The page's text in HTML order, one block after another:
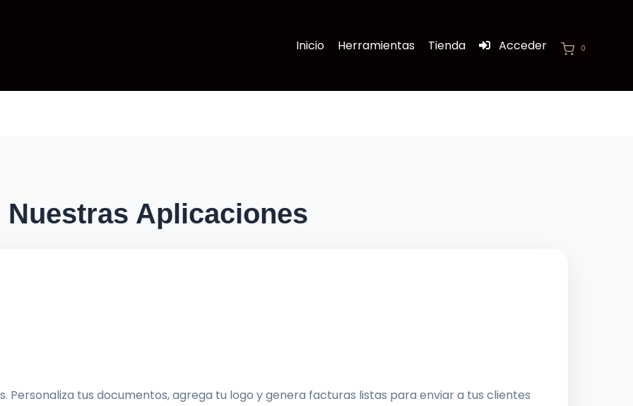
Inicio Herramientas Tienda Acceder 0
Nuestras Aplicaciones
Personaliza tus documentos, agrega tu logo y genera facturas listas para enviar a tus clientes